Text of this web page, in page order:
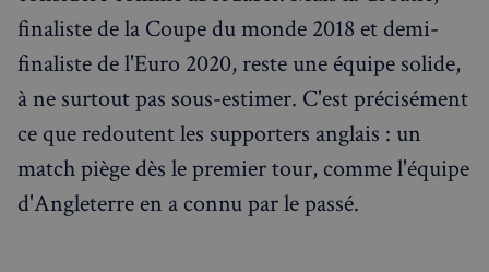
finaliste de la Coupe du monde 2018 et demi-
finaliste de l'Euro 2020, reste une équipe solide,
à ne surtout pas sous-estimer. C'est précisément
ce que redoutent les supporters anglais : un
match piège dès le premier tour, comme l'équipe
d'Angleterre en a connu par le passé.